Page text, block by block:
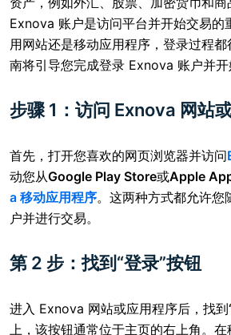
Exnova 账户是访问平台并开始交易的
用网站还是移动应用程序，登录过程
南将引导您完成登录 Exnova 账户并开
步骤 1：访问 Exnova 网站
首先，打开您喜欢的网页浏览器并访问
动您从Google Play Store或Apple
a 移动应用程序。这两种方式都允许您
户并进行交易。
第 2 步：找到“登录”按钮
进入 Exnova 网站或应用程序后，找到
上，该按钮通常位于主页的右上角。